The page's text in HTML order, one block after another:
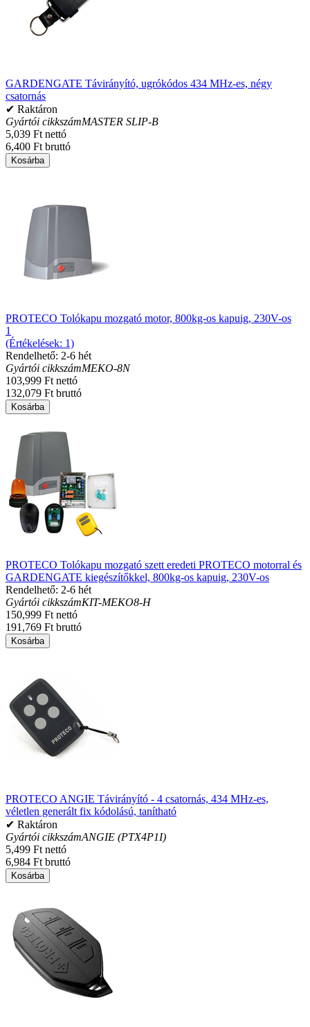
GARDENGATE Távirányító, ugrókódos 434 MHz-es, négy
csatornás
✔ Raktáron
Gyártói cikkszámMASTER SLIP-B
5,039 Ft nettó
6,400 Ft bruttó
Kosárba
PROTECO Tolókapu mozgató motor, 800kg-os kapuig, 230V-os
1
(Értékelések: 1)
Rendelhető: 2-6 hét
Gyártói cikkszámMEKO-8N
103,999 Ft nettó
132,079 Ft bruttó
Kosárba
PROTECO Tolókapu mozgató szett eredeti PROTECO motorral és
GARDENGATE kiegészítőkkel, 800kg-os kapuig, 230V-os
Rendelhető: 2-6 hét
Gyártói cikkszámKIT-MEKO8-H
150,999 Ft nettó
191,769 Ft bruttó
Kosárba
PROTECO ANGIE Távirányító - 4 csatornás, 434 MHz-es,
véletlen generált fix kódolású, tanítható
✔ Raktáron
Gyártói cikkszámANGIE (PTX4P1I)
5,499 Ft nettó
6,984 Ft bruttó
Kosárba